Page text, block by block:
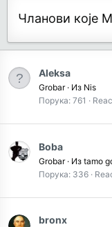
Чланови које
Aleksa
Grobar · Из Nis
Порука 761
Boba
Grobar · Из tamo
Порука 336
bronx